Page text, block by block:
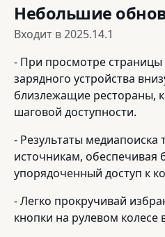
Небольшие
Входит в2025.14.1
- При просмотре
зарядного устройства
близлежащие рестораны,
шаговой доступности.
- Результаты медиапоиска
источникам, обеспечивая
упорядоченный доступ к
- Легко прокручивай
кнопки на рулевом колесе